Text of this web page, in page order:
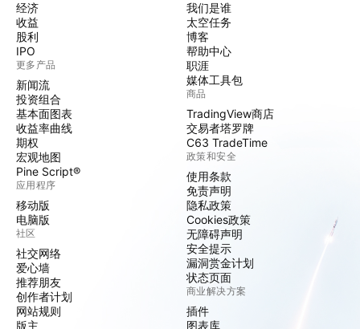
经济
收益
股利
IPO
更多产品
新闻流
投资组合
基本面图表
收益率曲线
期权
宏观地图
Pine Script®
应用程序
移动版
电脑版
社区
社交网络
爱心墙
推荐朋友
创作者计划
网站规则
版主
我们是谁
太空任务
博客
帮助中心
职涯
媒体工具包
商品
TradingView商店
交易者塔罗牌
C63 TradeTime
政策和安全
使用条款
免责声明
隐私政策
Cookies政策
无障碍声明
安全提示
漏洞赏金计划
状态页面
商业解决方案
插件
图表库